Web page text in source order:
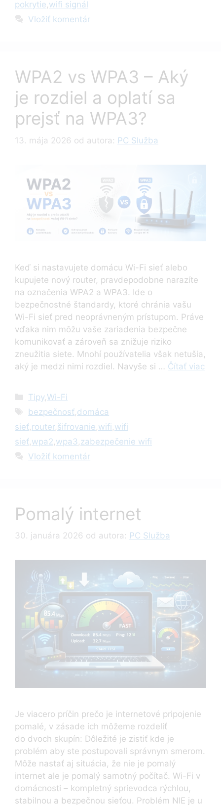
pokrytie,wifi signál
Vložiť komentár
WPA2 vs WPA3 – Aký
je rozdiel a oplatí sa
prejsť na WPA3?
13. mája 2026 od autora: PC Služba
Keď si nastavujete domácu Wi-Fi sieť alebo
kupujete nový router, pravdepodobne narazíte
na označenia WPA2 a WPA3. Ide o
bezpečnostné štandardy, ktoré chránia vašu
Wi-Fi sieť pred neoprávneným prístupom. Práve
vďaka nim môžu vaše zariadenia bezpečne
komunikovať a zároveň sa znižuje riziko
zneužitia siete. Mnohí používatelia však netušia,
aký je medzi nimi rozdiel. Navyše si … Čítať viac
Kategórie
Tipy, Wi-Fi
Značky
bezpečnosť domáca
sieť router, šifrovanie wifi wifi
sieť wpa2 wpa3 zabezpečenie wifi
Vložiť komentár
Pomalý internet
30. januára 2026 od autora: PC Služba
Je viacero príčin prečo je internetové pripojenie
pomalé, v zásade ich môžeme rozdeliť
do dvoch skupín: Dôležité je zistiť kde je
problém aby ste postupovali správnym smerom.
Môže nastať aj situácia, že nie je pomalý
internet ale je pomalý samotný počítač. Wi-Fi v
domácnosti – kompletný sprievodca rýchlou,
stabilnou a bezpečnou sieťou. Problém NIE je u